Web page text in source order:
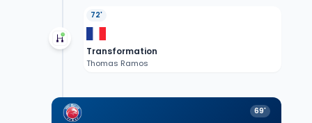
72'
Transformation
Thomas Ramos
69'